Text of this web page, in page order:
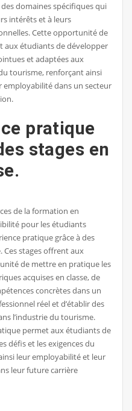
domaines spécifiques qui
intérêts et à leurs
Cette opportunité de
aux étudiants de développer
et adaptées aux
tourisme, renforçant ainsi
employabilité dans un secteur
pratique
stages en
de la formation en
pour les étudiants
pratique grâce à des
Ces stages offrent aux
de mettre en pratique les
acquises en classe, de
concrètes dans un
réel et d’établir des
l’industrie du tourisme.
permet aux étudiants de
défis et les exigences du
leur employabilité et leur
leur future carrière